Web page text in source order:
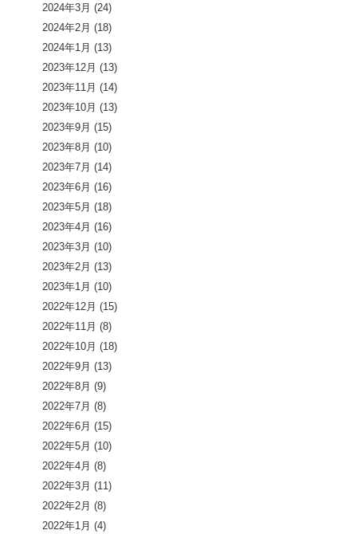
2024年3月 (24)
2024年2月 (18)
2024年1月 (13)
2023年12月 (13)
2023年11月 (14)
2023年10月 (13)
2023年9月 (15)
2023年8月 (10)
2023年7月 (14)
2023年6月 (16)
2023年5月 (18)
2023年4月 (16)
2023年3月 (10)
2023年2月 (13)
2023年1月 (10)
2022年12月 (15)
2022年11月 (8)
2022年10月 (18)
2022年9月 (13)
2022年8月 (9)
2022年7月 (8)
2022年6月 (15)
2022年5月 (10)
2022年4月 (8)
2022年3月 (11)
2022年2月 (8)
2022年1月 (4)